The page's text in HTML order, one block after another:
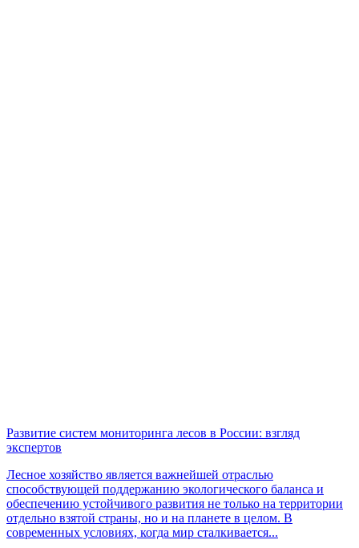
Развитие систем мониторинга лесов в России: взгляд
экспертов
Лесное хозяйство является важнейшей отраслью
способствующей поддержанию экологического баланса и
обеспечению устойчивого развития не только на территории
отдельно взятой страны, но и на планете в целом. В
современных условиях, когда мир сталкивается...